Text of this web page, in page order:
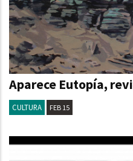
Aparece Eutopía,
CULTURA FEB 15